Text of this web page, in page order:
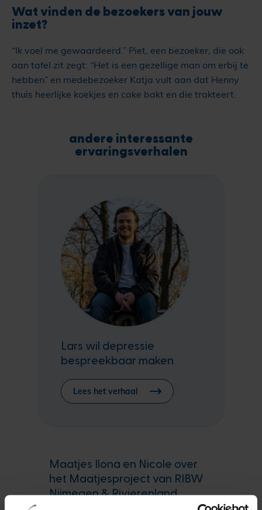
Wat vinden de bezoekers van jouw
inzet?
“Ik voel me gewaardeerd.” Piet, een bezoeker, die ook
aan tafel zit zegt: “Het is een gezellige man om erbij te
hebben” en medebezoeker Katja vult aan dat Henny
thuis heerlijke koekjes en cake bakt en die trakteert.
andere interessante
ervaringsverhalen
Lars wil depressie
bespreekbaar maken
Lees het verhaal
Maatjes Ilona en Nicole over
het Maatjesproject van RIBW
Nijmegen & Rivierenland